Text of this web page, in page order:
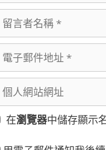
在瀏覽器中儲存顯示